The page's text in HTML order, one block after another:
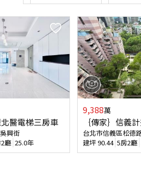
醫電梯三房車
興街
廳 25.0年
9,388萬
｛傳家｝信義
台北市信義區松德
建坪90.44 5房2廳